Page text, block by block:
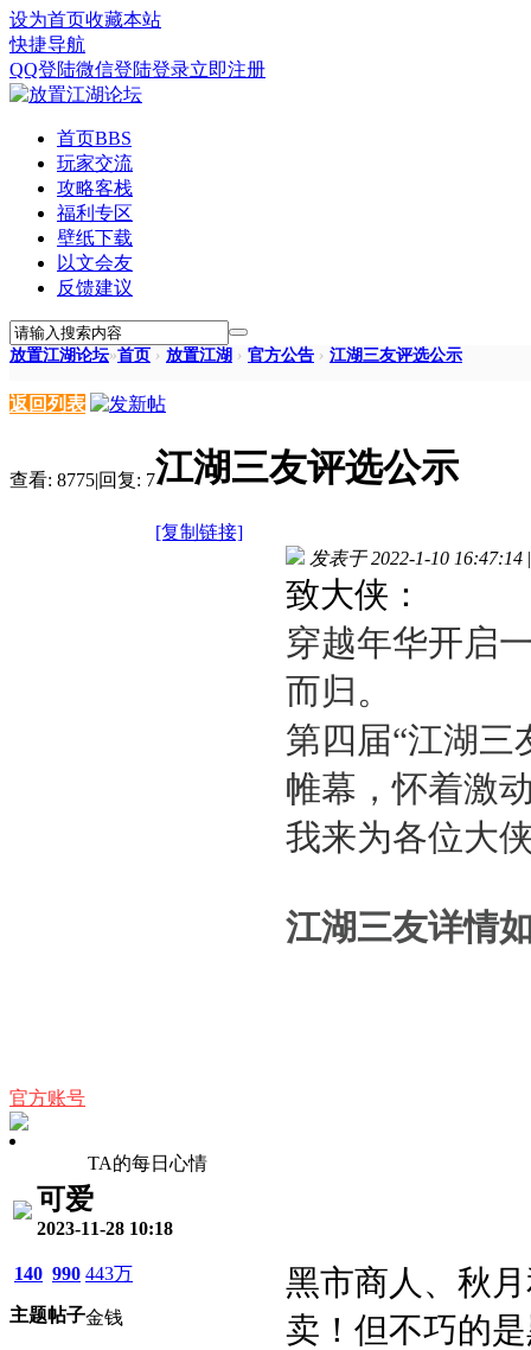
设为首页收藏本站
快捷导航
QQ登陆微信登陆登录立即注册
首页BBS
玩家交流
攻略客栈
福利专区
壁纸下载
以文会友
反馈建议
放置江湖论坛»首页 › 放置江湖 › 官方公告 › 江湖三友评选公示
返回列表
查看: 8775|回复: 7江湖三友评选公示
[复制链接]
官方账号
TA的每日心情
可爱
2023-11-28 10:18
140
主题
990
帖子
443万
金钱
发表于 2022-1-10 16:47:14 |
致大侠：
穿越年华开启
而归。
第四届“江湖三
帷幕，怀着激
我来为各位大
江湖三友详情
黑市商人、秋
卖！但不巧的